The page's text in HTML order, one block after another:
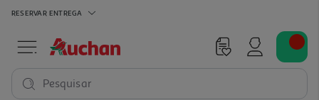
RESERVAR ENTREGA
Pesquisar